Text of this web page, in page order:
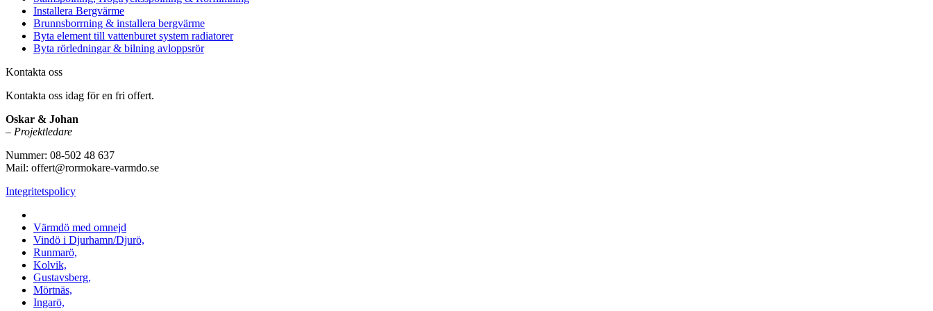
Installera Bergvärme
Brunnsborrning & installera bergvärme
Byta element till vattenburet system radiatorer
Byta rörledningar & bilning avloppsrör
Kontakta oss
Kontakta oss idag för en fri offert.
Oskar & Johan
– Projektledare
Nummer: 08-502 48 637
Mail: offert@rormokare-varmdo.se
Integritetspolicy
Värmdö med omnejd
Vindö i Djurhamn/Djurö,
Runmarö,
Kolvik,
Gustavsberg,
Mörtnäs,
Ingarö,